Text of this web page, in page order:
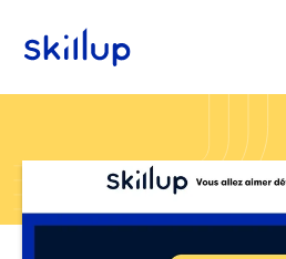
Clients
Secteurs